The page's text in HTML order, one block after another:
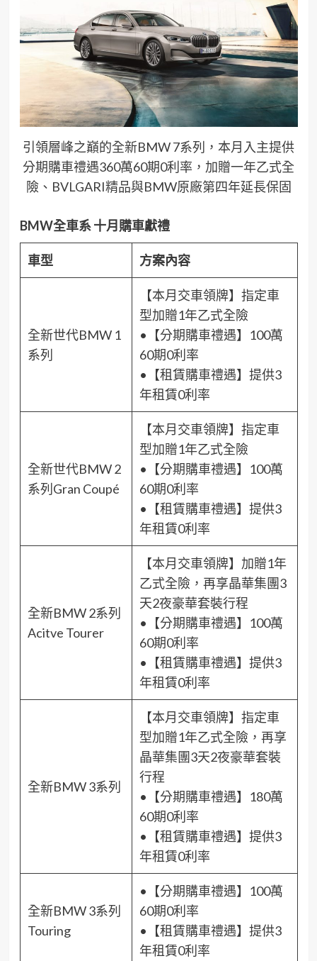
引領層峰之巔的全新BMW 7系列，本月入主提供
分期購車禮遇360萬60期0利率，加贈一年乙式全
險、BVLGARI精品與BMW原廠第四年延長保固
BMW全車系 十月購車獻禮
車型 方案內容
全新世代BMW 1
系列
【本月交車領牌】指定車
型加贈1年乙式全險
•【分期購車禮遇】100萬
60期0利率
•【租賃購車禮遇】提供3
年租賃0利率
全新世代BMW 2
系列Gran Coupé
【本月交車領牌】指定車
型加贈1年乙式全險
•【分期購車禮遇】100萬
60期0利率
•【租賃購車禮遇】提供3
年租賃0利率
全新BMW 2系列
Acitve Tourer
【本月交車領牌】加贈1年
乙式全險，再享晶華集團3
天2夜豪華套裝行程
•【分期購車禮遇】100萬
60期0利率
•【租賃購車禮遇】提供3
年租賃0利率
全新BMW 3系列
【本月交車領牌】指定車
型加贈1年乙式全險，再享
晶華集團3天2夜豪華套裝
行程
•【分期購車禮遇】180萬
60期0利率
•【租賃購車禮遇】提供3
年租賃0利率
全新BMW 3系列
Touring
•【分期購車禮遇】100萬
60期0利率
•【租賃購車禮遇】提供3
年租賃0利率